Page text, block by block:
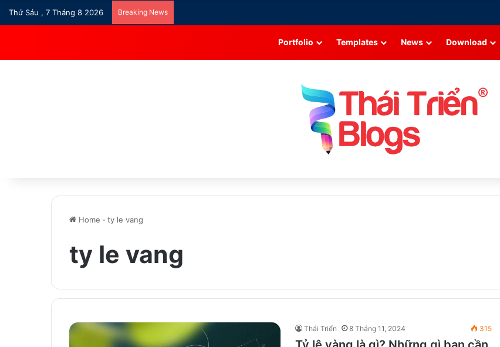
Thứ Sáu , 7 Tháng 8 2026 Breaking News
Portfolio Templates News Download
Home - ty le vang
ty le vang
Thái Triển 8 Tháng 11, 2024 315